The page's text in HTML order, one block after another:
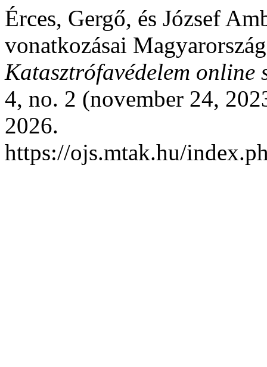
Érces, Gergő, és József
vonatkozásai
Katasztrófavédelem online
4, no. 2 (november 24,
2026.
https://ojs.mtak.hu/